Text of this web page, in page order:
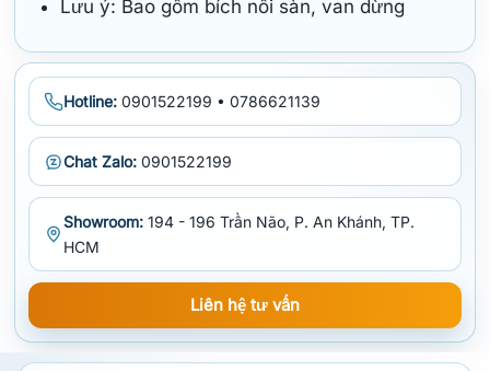
Lưu ý: Bao gồm bích nối sàn, van dừng
Hotline: 0901522199 • 0786621139
Chat Zalo: 0901522199
Showroom: 194 - 196 Trần Não, P. An Khánh, TP.
HCM
Liên hệ tư vấn